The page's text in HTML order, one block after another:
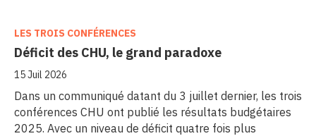
Déficit des CHU, le grand paradoxe
15 Juil 2026
LES TROIS CONFÉRENCES
Dans un communiqué datant du 3 juillet dernier, les trois
conférences CHU ont publié les résultats budgétaires
2025. Avec un niveau de déficit quatre fois plus